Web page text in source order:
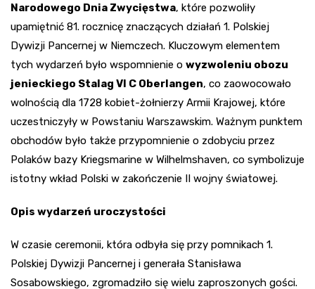
Narodowego Dnia Zwycięstwa, które pozwoliły
upamiętnić 81. rocznicę znaczących działań 1. Polskiej
Dywizji Pancernej w Niemczech. Kluczowym elementem
tych wydarzeń było wspomnienie o wyzwoleniu obozu
jenieckiego Stalag VI C Oberlangen, co zaowocowało
wolnością dla 1728 kobiet-żołnierzy Armii Krajowej, które
uczestniczyły w Powstaniu Warszawskim. Ważnym punktem
obchodów było także przypomnienie o zdobyciu przez
Polaków bazy Kriegsmarine w Wilhelmshaven, co symbolizuje
istotny wkład Polski w zakończenie II wojny światowej.
Opis wydarzeń uroczystości
W czasie ceremonii, która odbyła się przy pomnikach 1.
Polskiej Dywizji Pancernej i generała Stanisława
Sosabowskiego, zgromadziło się wielu zaproszonych gości.